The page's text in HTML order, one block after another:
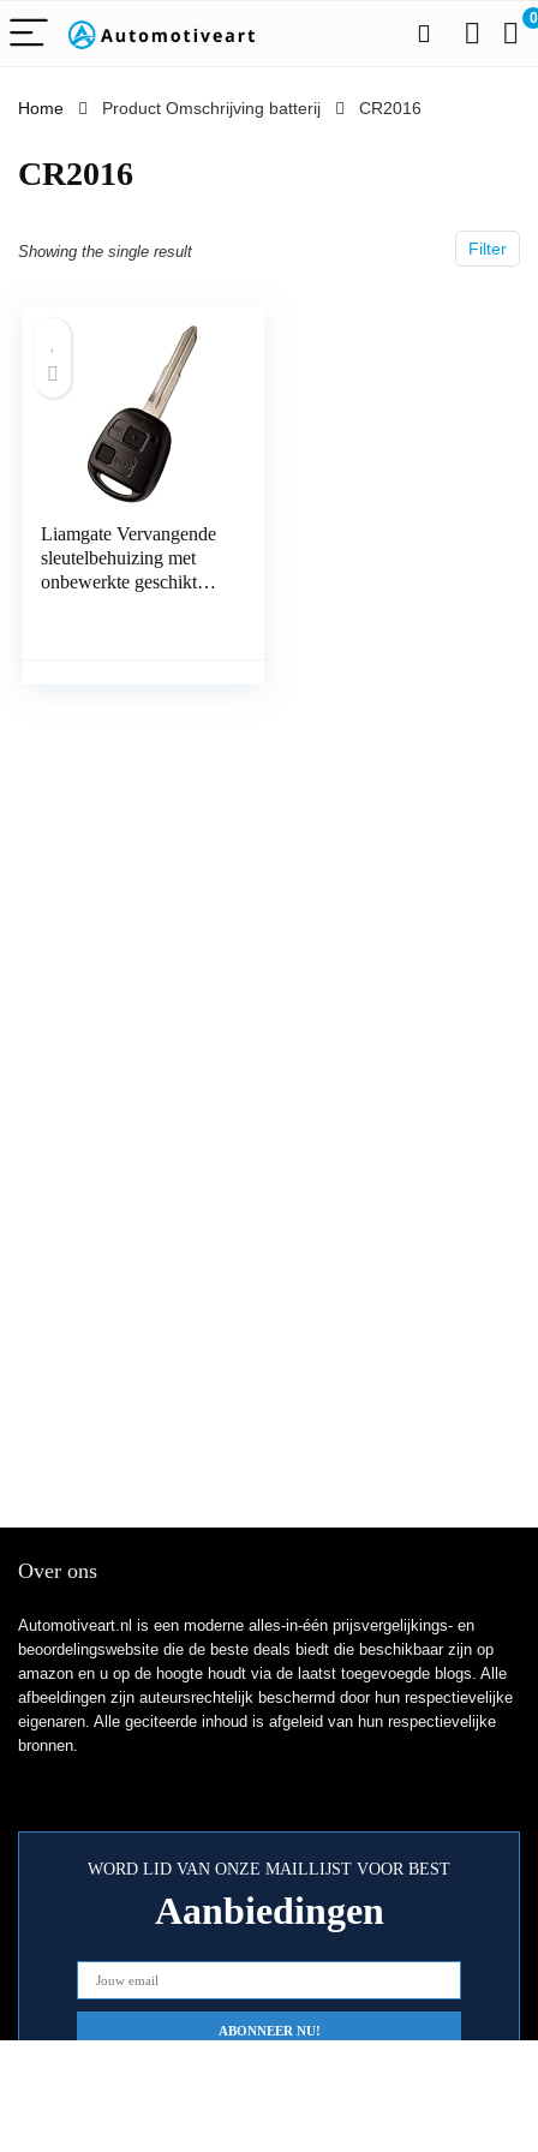
0
Home Product Omschrijving batterij ‎CR2016
‎CR2016
Filter
Showing the single result
Liamgate Vervangende
sleutelbehuizing met
onbewerkte geschikt
Over ons
Automotiveart.nl is een moderne alles-in-één prijsvergelijkings- en
beoordelingswebsite die de beste deals biedt die beschikbaar zijn op
amazon en u op de hoogte houdt via de laatst toegevoegde blogs. Alle
afbeeldingen zijn auteursrechtelijk beschermd door hun respectievelijke
eigenaren. Alle geciteerde inhoud is afgeleid van hun respectievelijke
bronnen.
WORD LID VAN ONZE MAILLIJST VOOR BEST
Aanbiedingen